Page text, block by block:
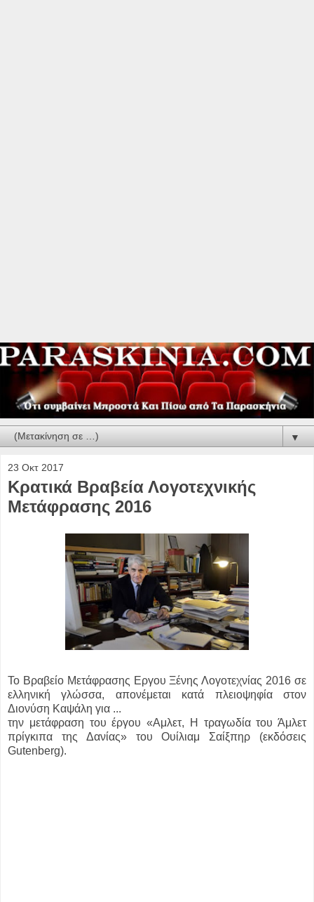
▼
23 Οκτ 2017
Κρατικά Βραβεία Λογοτεχνικής
Μετάφρασης 2016
Το Βραβείο Μετάφρασης Eργου Ξένης Λογοτεχνίας 2016 σε
ελληνική γλώσσα, απονέμεται κατά πλειοψηφία στον
Διονύση Καψάλη για ...
την μετάφραση του έργου «Aμλετ, Η τραγωδία του Άμλετ
πρίγκιπα της Δανίας» του Ουίλιαμ Σαίξπηρ (εκδόσεις
Gutenberg).